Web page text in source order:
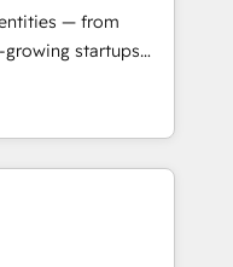
Award 🏆
Award 🏆2017
the Year 🏆2016
Award 🏆2015
🏆2014 HubSpot
Marketplace
— from
startups
scale
of HubSpot.
expertise, we fuse
innovation to deliver
• Onboarding for
Hubs • AI voice